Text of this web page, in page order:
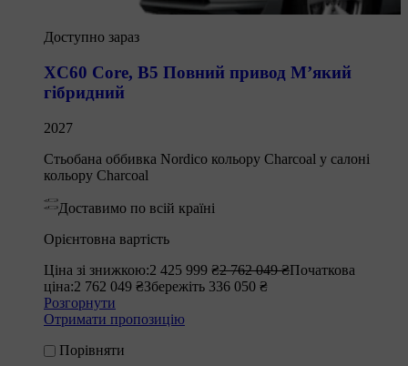
Доступно зараз
XC60 Core, B5 Повний привод М’який
гібридний
2027
Стьобана оббивка Nordico кольору Charcoal у салоні
кольору Charcoal
Доставимо по всій країні
Орієнтовна вартість
Ціна зі знижкою:2 425 999 ₴2 762 049 ₴Початкова
ціна:2 762 049 ₴Збережіть 336 050 ₴
Розгорнути
Отримати пропозицію
Порівняти